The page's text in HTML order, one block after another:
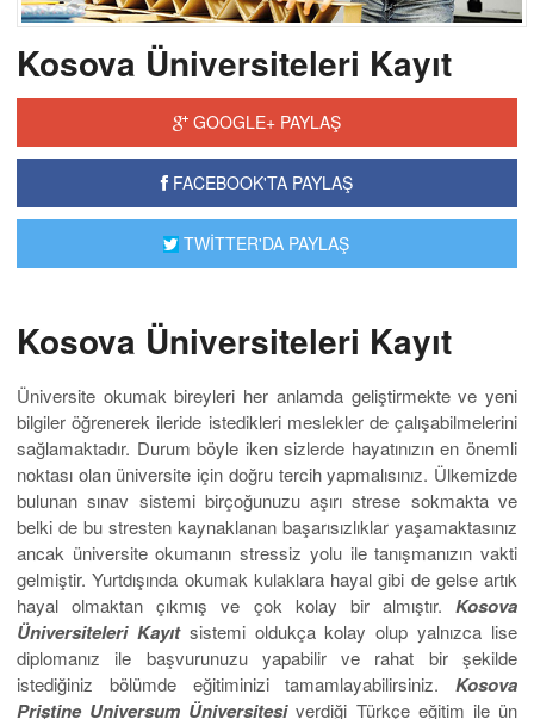
Kosova Üniversiteleri Kayıt
GOOGLE+ PAYLAŞ
FACEBOOK'TA PAYLAŞ
TWİTTER'DA PAYLAŞ
Kosova Üniversiteleri Kayıt
Üniversite okumak bireyleri her anlamda geliştirmekte ve yeni
bilgiler öğrenerek ileride istedikleri meslekler de çalışabilmelerini
sağlamaktadır. Durum böyle iken sizlerde hayatınızın en önemli
noktası olan üniversite için doğru tercih yapmalısınız. Ülkemizde
bulunan sınav sistemi birçoğunuzu aşırı strese sokmakta ve
belki de bu stresten kaynaklanan başarısızlıklar yaşamaktasınız
ancak üniversite okumanın stressiz yolu ile tanışmanızın vakti
gelmiştir. Yurtdışında okumak kulaklara hayal gibi de gelse artık
hayal olmaktan çıkmış ve çok kolay bir almıştır. Kosova
Üniversiteleri Kayıtsistemi oldukça kolay olup yalnızca lise
diplomanız ile başvurunuzu yapabilir ve rahat bir şekilde
istediğiniz bölümde eğitiminizi tamamlayabilirsiniz. Kosova
Priştine Universum Üniversitesiverdiği Türkçe eğitim ile ün